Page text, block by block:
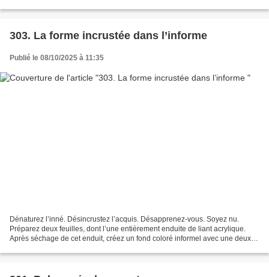
303. La forme incrustée dans l’informe
Publié le 08/10/2025 à 11:35
Dénaturez l’inné. Désincrustez l’acquis. Désapprenez-vous. Soyez nu.
Préparez deux feuilles, dont l’une entièrement enduite de liant acrylique.
Après séchage de cet enduit, créez un fond coloré informel avec une deux